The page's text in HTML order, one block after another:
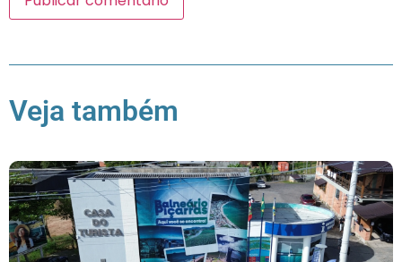
Veja também